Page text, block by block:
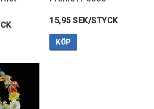
15,95 SEK/STYCK
KÖP